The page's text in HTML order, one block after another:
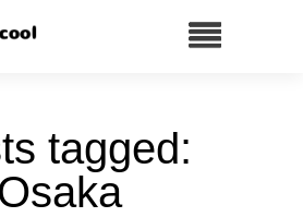
tagged:
Osaka